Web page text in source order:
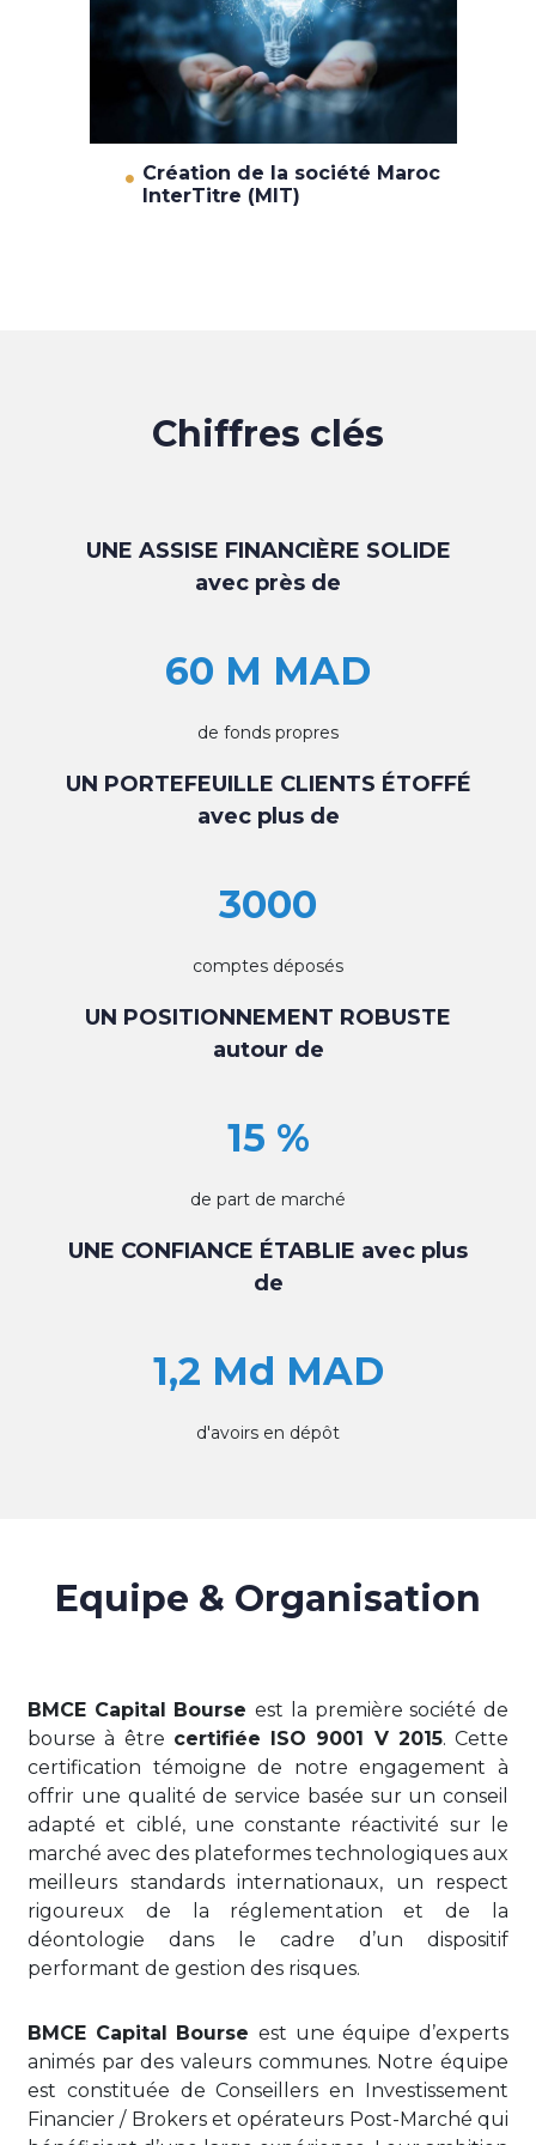
Création de la société Maroc
InterTitre (MIT)
Chiffres clés
UNE ASSISE FINANCIÈRE SOLIDE
avec près de
60 M MAD
de fonds propres
UN PORTEFEUILLE CLIENTS ÉTOFFÉ
avec plus de
3000
comptes déposés
UN POSITIONNEMENT ROBUSTE
autour de
15 %
de part de marché
UNE CONFIANCE ÉTABLIE avec plus
de
1,2 Md MAD
d'avoirs en dépôt
Equipe & Organisation
BMCE Capital Bourseest la première société de
bourse à être certifiée ISO 9001 V 2015. Cette
certification témoigne de notre engagement à
offrir une qualité de service basée sur un conseil
adapté et ciblé, une constante réactivité sur le
marché avec des plateformes technologiques aux
meilleurs standards internationaux, un respect
rigoureux de la réglementation et de la
déontologie dans le cadre d’un dispositif
performant de gestion des risques.
BMCE Capital Bourse est une équipe d’experts
animés par des valeurs communes. Notre équipe
est constituée de Conseillers en Investissement
Financier / Brokers et opérateurs Post-Marché qui